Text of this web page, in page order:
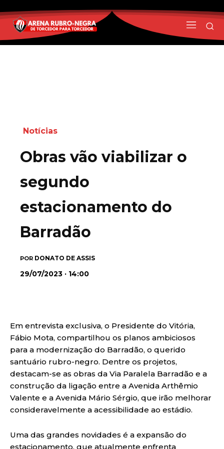
Notícias
Obras vão viabilizar o
segundo
estacionamento do
Barradão
POR DONATO DE ASSIS
29/07/2023 · 14:00
Em entrevista exclusiva, o Presidente do Vitória,
Fábio Mota, compartilhou os planos ambiciosos
para a modernização do Barradão, o querido
santuário rubro-negro. Dentre os projetos,
destacam-se as obras da Via Paralela Barradão e a
construção da ligação entre a Avenida Arthêmio
Valente e a Avenida Mário Sérgio, que irão melhorar
consideravelmente a acessibilidade ao estádio.
Uma das grandes novidades é a expansão do
estacionamento, que atualmente enfrenta